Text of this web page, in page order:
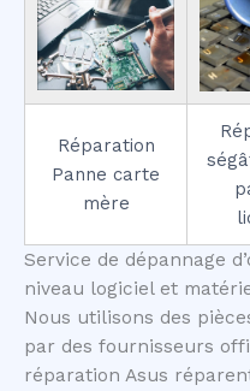
Réparation
Panne carte
mère
Service de dépannage
niveau logiciel et
Nous utilisons des
par des fournisseurs
réparation Asus